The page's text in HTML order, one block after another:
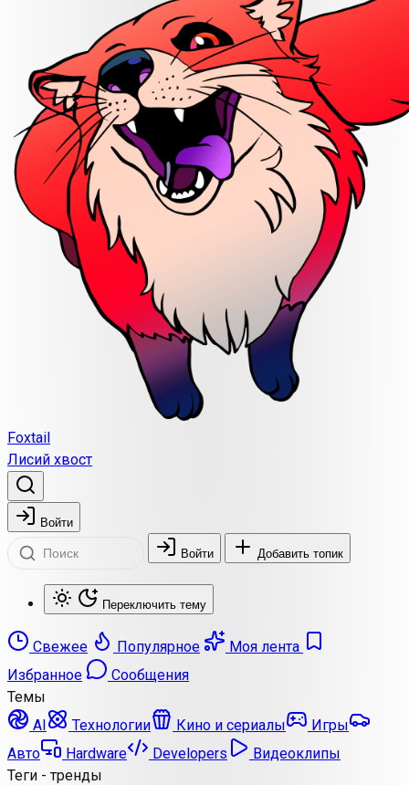
Foxtail
Лисий хвост
Войти
Войти Добавить топик
Переключить тему
Свежее Популярное
Моя лента
Избранное
Сообщения
Темы
AI
Технологии Кино и сериалы
Игры
Авто
Hardware Developers
Видеоклипы
Теги - тренды